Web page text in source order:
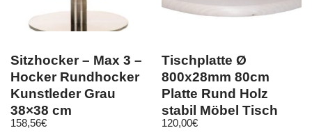
Sitzhocker – Max 3 –
Hocker Rundhocker
Kunstleder Grau
38×38 cm
158,56€
Tischplatte Ø
800x28mm 80cm
Platte Rund Holz
stabil Möbel Tisch
Holzplatte Faß
120,00€